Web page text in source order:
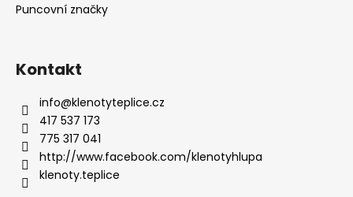
Puncovní značky
Kontakt
info@klenotyteplice.cz
417 537 173
775 317 041
http://www.facebook.com/klenotyhlupa
klenoty.teplice